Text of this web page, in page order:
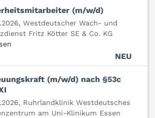
(m/w/d)
Westdeutscher Wach- und
Fritz Kötter SE & Co. KG
NEU
(m/w/d) nach §53c
Ruhrlandklinik Westdeutsches
am Uni-Klinikum Essen